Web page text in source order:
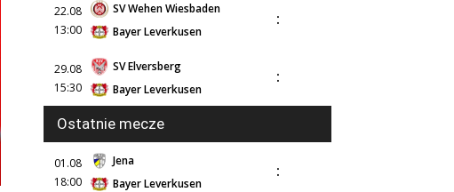
22.08
13:00
SV Wehen Wiesbaden
Bayer Leverkusen
:
29.08
15:30
SV Elversberg
Bayer Leverkusen
:
Ostatnie mecze
01.08
18:00
Jena
Bayer Leverkusen
: